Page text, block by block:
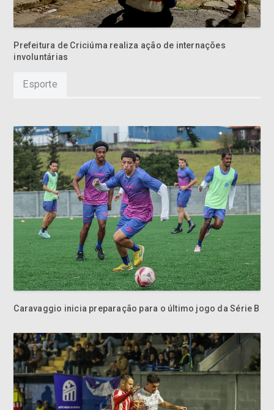
Prefeitura de Criciúma realiza ação de internações
involuntárias
Esporte
Caravaggio inicia preparação para o último jogo da Série B